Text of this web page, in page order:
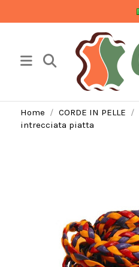
Home CORDE IN PELLE
intrecciata piatta